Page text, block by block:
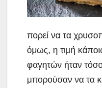
πορεί να τα
όμως, η τιμή
φαγητών ήταν
μπορούσαν να τα